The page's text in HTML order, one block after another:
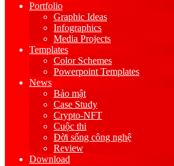
Portfolio
Graphic Ideas
Infographics
Media Projects
Templates
Color Schemes
Powerpoint Templates
News
Bảo mật
Case Study
Crypto-NFT
Cuộc thi
Đời sống công nghệ
Review
Download